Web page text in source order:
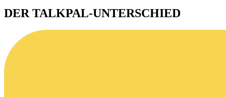
DER TALKPAL-UNTERSCHIED